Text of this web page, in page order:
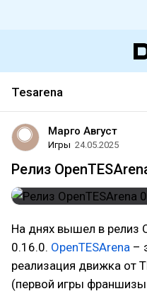
Tesarena
Марго Август
Игры 24.05.2025
Релиз
На днях вышел в релиз
0.16.0. OpenTESArena –
реализация движка от
(первой игры